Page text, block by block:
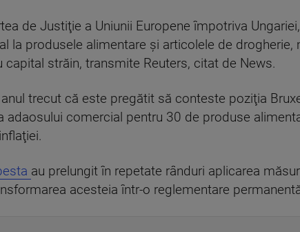
de Justiţie a Uniunii Europene împotriva
la produsele alimentare şi articolele de drogherie,
străin, transmite Reuters, citat de News.
trecut că este pregătit să conteste poziţia
adaosului comercial pentru 30 de produse
au prelungit în repetate rânduri aplicarea
acesteia într-o reglementare